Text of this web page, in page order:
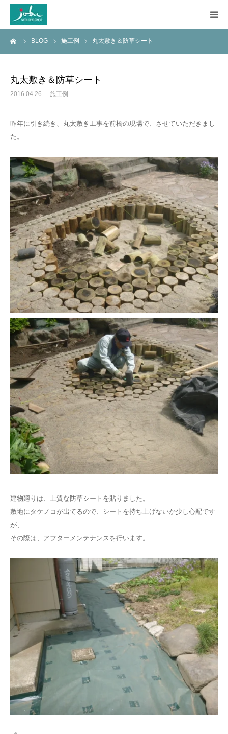
BLOG 施工例 丸太敷き＆防草シート
丸太敷き＆防草シート
2016.04.26 施工例
昨年に引き続き、丸太敷き工事を前橋の現場で、させていただきまし
た。
建物廻りは、上質な防草シートを貼りました。
敷地にタケノコが出てるので、シートを持ち上げないか少し心配です
が、
その際は、アフターメンテナンスを行います。
HOME
Q&A
BLOG
CONTACT US